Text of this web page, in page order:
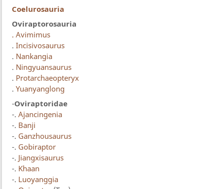
Coelurosauria
Oviraptorosauria
. Avimimus
.Incisivosaurus
. Nankangia
. Ningyuansaurus
. Protarchaeopteryx
.Yuanyanglong
-Oviraptoridae
-.Ajancingenia
-. Banji
-. Ganzhousaurus
-. Gobiraptor
-. Jiangxisaurus
-. Khaan
-. Luoyanggia